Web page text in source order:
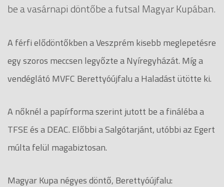
be a vasárnapi döntőbe a futsal Magyar Kupában.
A férfi elődöntőkben a Veszprém kisebb meglepetésre
egy szoros meccsen legyőzte a Nyíregyházát. Míg a
vendéglátó MVFC Berettyóújfalu a Haladást ütötte ki.
A nőknél a papírforma szerint jutott be a fináléba a
TFSE és a DEAC. Előbbi a Salgótarjánt, utóbbi az Egert
múlta felül magabiztosan.
Magyar Kupa négyes döntő, Berettyóújfalu: